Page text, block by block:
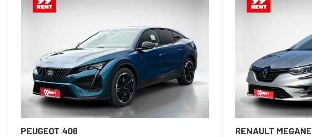
PEUGEOT 408 RENAULT MEGANE